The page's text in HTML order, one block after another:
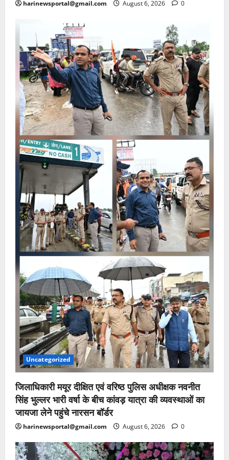
harinewsportal@gmail.com August 6, 2026 0
Uncategorized
जिलाधिकारी मयूर दीक्षित एवं वरिष्ठ पुलिस अधीक्षक नवनीत
सिंह भुल्लर भारी वर्षा के बीच कांवड़ यात्रा की व्यवस्थाओं का
जायजा लेने पहुंचे नारसन बॉर्डर
harinewsportal@gmail.com August 6, 2026 0